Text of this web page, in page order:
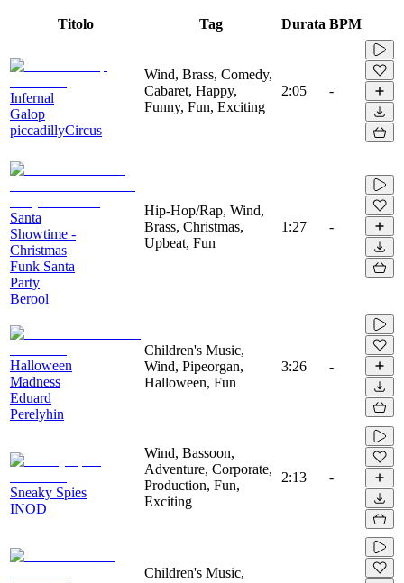
Titolo Tag Durata BPM
Infernal
Galop
piccadillyCircus
Wind, Brass, Comedy,
Cabaret, Happy,
Funny, Fun, Exciting
2:05 -
Santa
Showtime -
Christmas
Funk Santa
Party
Berool
Hip-Hop/Rap, Wind,
Brass, Christmas,
Upbeat, Fun
1:27 -
Halloween
Madness
Eduard
Perelyhin
Children's Music,
Wind, Pipeorgan,
Halloween, Fun
3:26 -
Sneaky Spies
INOD
Wind, Bassoon,
Adventure, Corporate,
Production, Fun,
Exciting
2:13 -
Children's Music,